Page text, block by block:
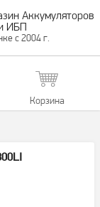
Аккумуляторов
ИБП
с 2004 г.
Корзина